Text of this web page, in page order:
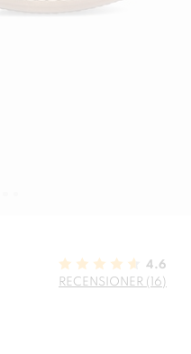
4.6
RECENSIONER (16)